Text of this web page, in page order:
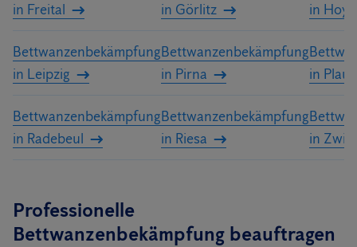
in Freital
in Görlitz
in
Bettwanzenbekämpfung
in Leipzig
Bettwanzenbekämpfung
in Pirna
in
Bettwanzenbekämpfung
in Radebeul
Bettwanzenbekämpfung
in Riesa
in
Professionelle
Bettwanzenbekämpfung beauftragen